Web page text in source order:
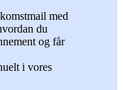
med
du
og får
i vores